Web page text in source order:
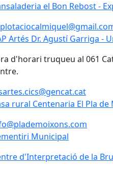
el Bon Rebost -
Artés Dr. Agustí Garriga -
d'horari truqueu al 061
rural Centenaria El Pla de
rural Centenaria El Pla de
Municipal
d'Interpretació de la
d'Interpretació de la